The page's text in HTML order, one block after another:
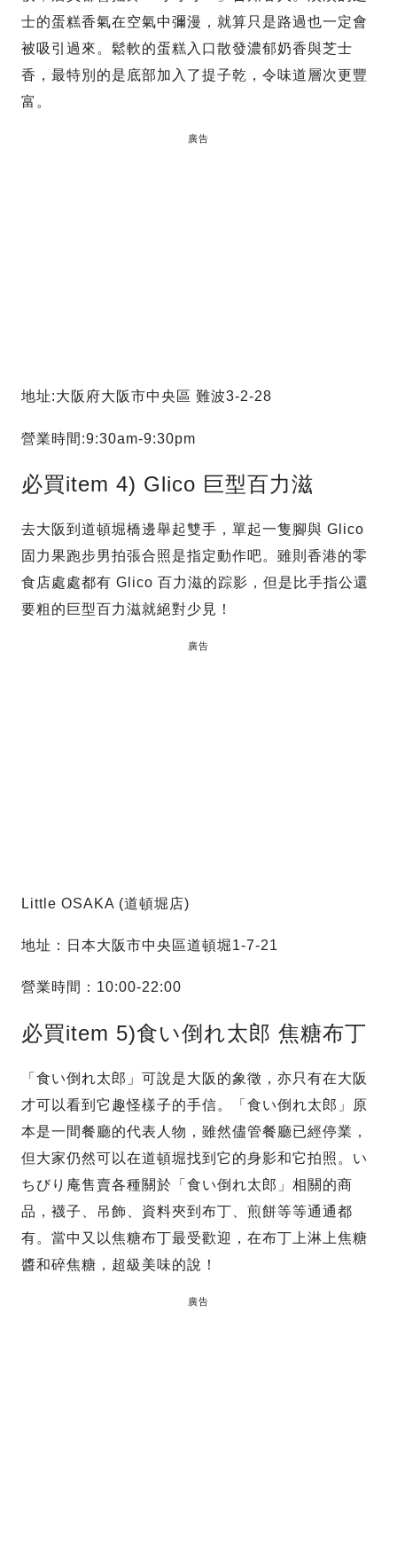
士的蛋糕香氣在空氣中彌漫，就算只是路過也一定會
被吸引過來。鬆軟的蛋糕入口散發濃郁奶香與芝士
香，最特別的是底部加入了提子乾，令味道層次更豐
富。
廣告
地址:大阪府大阪市中央區 難波3-2-28
營業時間:9:30am-9:30pm
必買item 4) Glico 巨型百力滋
去大阪到道頓堀橋邊舉起雙手，單起一隻腳與 Glico
固力果跑步男拍張合照是指定動作吧。雖則香港的零
食店處處都有 Glico 百力滋的踪影，但是比手指公還
要粗的巨型百力滋就絕對少見！
廣告
Little OSAKA (道頓堀店)
地址：日本大阪市中央區道頓堀1-7-21
營業時間：10:00-22:00
必買item 5)食い倒れ太郎 焦糖布丁
「食い倒れ太郎」可說是大阪的象徵，亦只有在大阪
才可以看到它趣怪樣子的手信。「食い倒れ太郎」原
本是一間餐廳的代表人物，雖然儘管餐廳已經停業，
但大家仍然可以在道頓堀找到它的身影和它拍照。い
ちびり庵售賣各種關於「食い倒れ太郎」相關的商
品，襪子、吊飾、資料夾到布丁、煎餅等等通通都
有。當中又以焦糖布丁最受歡迎，在布丁上淋上焦糖
醬和碎焦糖，超級美味的說！
廣告